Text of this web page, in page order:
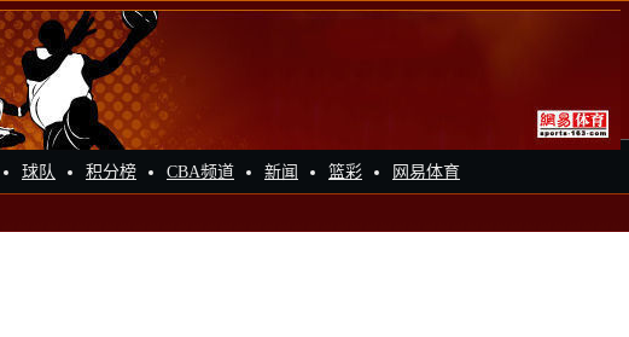
球队 积分榜 CBA频道 新闻 篮彩 网易体育